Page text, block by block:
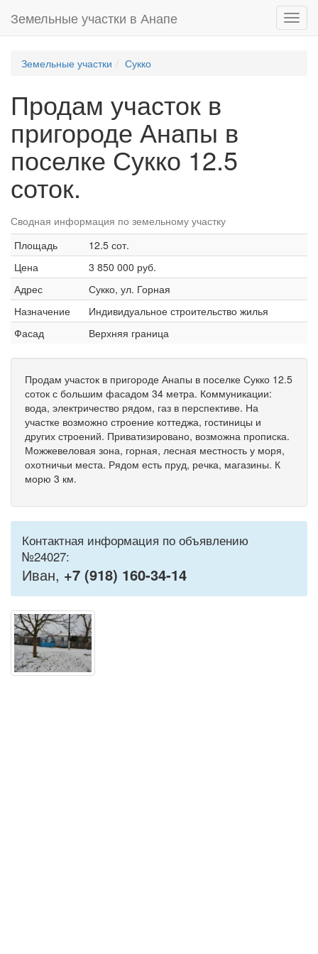
Земельные участки в Анапе
Земельные участки Сукко
Продам участок в
пригороде Анапы в
поселке Сукко 12.5
соток.
Сводная информация по земельному участку
Площадь
12.5 сот.
Цена
3 850 000 руб.
Адрес
Сукко, ул. Горная
Назначение
Индивидуальное строительство жилья
Фасад
Верхняя граница
Продам участок в пригороде Анапы в поселке Сукко 12.5
соток с большим фасадом 34 метра. Коммуникации:
вода, электричество рядом, газ в перспективе. На
участке возможно строение коттеджа, гостиницы и
других строений. Приватизировано, возможна прописка.
Можжевеловая зона, горная, лесная местность у моря,
охотничьи места. Рядом есть пруд, речка, магазины. К
морю 3 км.
Контактная информация по объявлению
№24027:
Иван, +7 (918) 160-34-14